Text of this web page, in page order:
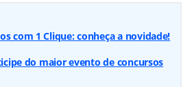
com 1 Clique: conheça a novidade!
do maior evento de concursos